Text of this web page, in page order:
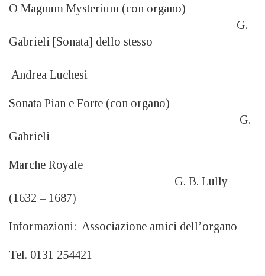
O Magnum Mysterium (con organo)
G.
Gabrieli [Sonata] dello stesso
Andrea Luchesi
Sonata Pian e Forte (con organo)
G.
Gabrieli
Marche Royale
G. B. Lully
(1632 – 1687)
Informazioni: Associazione amici dell’organo
Tel. 0131 254421